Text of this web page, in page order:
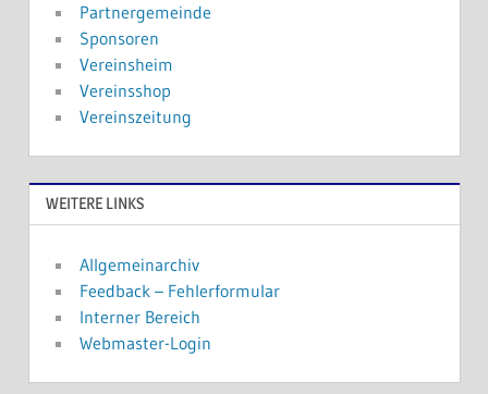
Partnergemeinde
Sponsoren
Vereinsheim
Vereinsshop
Vereinszeitung
WEITERE LINKS
Allgemeinarchiv
Feedback – Fehlerformular
Interner Bereich
Webmaster-Login